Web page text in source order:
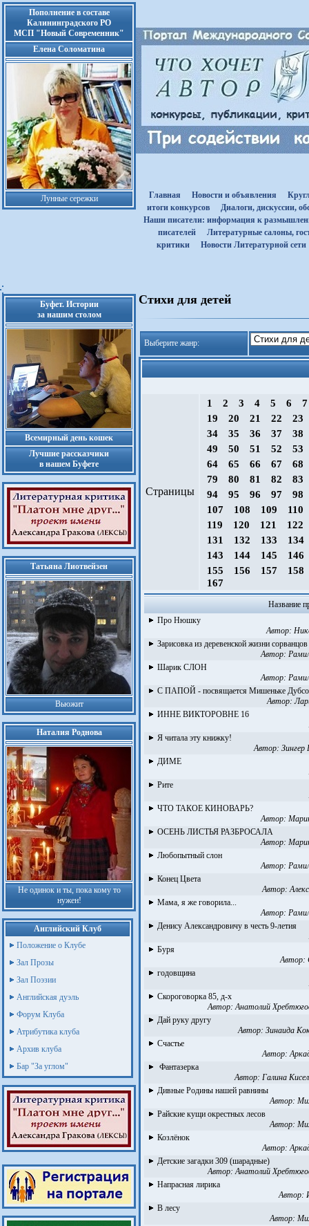
Пополнение в составе
Калининградского РО
МСП "Новый Современник"
Елена Соломатина
Лунные сережки Главная Новости и объявления
итоги конкурсов
Диалоги, дискуссии,
Наши писатели: информация к
писателей
Литературные салоны,
критики
Новости Литературной сети
Буфет. Истории
за нашим столом
Всемирный день кошек
Лучшие рассказчики
в нашем Буфете
Татьяна Лиотвейзен
Вьюжит
Наталия Роднова
Не одинок и ты, пока кому то
нужен!
Английский Клуб
Положение о Клубе
Зал Прозы
Зал Поэзии
Английская дуэль
Форум Клуба
Атрибутика клуба
Архив клуба
Бар "За углом"
Стихи для детей
Выберите жанр:
Страницы
1 2 3 4 5 6
19
20 21 22
23
34
35 36 37
38
49
50 51 52
53
64
65 66 67
68
79
80 81 82
83
94
95 96 97
98
107
108 109
110
119
120 121
122
131
132 133
134
143
144 145
146
155
156 157
158
167
Название
Про Нюшку
Автор:
Зарисовка из деревенской жизни сорванцов
Автор:
Шарик СЛОН
Автор:
С ПАПОЙ - посвящается Мишеньке
Автор:
ИННЕ ВИКТОРОВНЕ 16
Я читала эту книжку!
Автор: Зингер
ДИМЕ
Рите
ЧТО ТАКОЕ КИНОВАРЬ?
Автор:
ОСЕНЬ ЛИСТЬЯ РАЗБРОСАЛА
Автор:
Любопытный слон
Автор:
Конец Цвета
Автор:
Мама, я же говорила...
Автор:
Денису Александровичу в честь 9-летия
Буря
Автор:
годовщина
Скороговорка 85, д-х
Автор:Анатолий
Дай руку другу
Автор: Зинаида
Счастье
Автор:
Фантазерка
Автор: Галина
Дивные Родины нашей равнины
Автор:
Райские кущи окрестных лесов
Автор:
Козлёнок
Автор:
Детские загадки 309 (шарадные)
Автор:Анатолий
Напрасная лирика
Автор:
В лесу
Автор: